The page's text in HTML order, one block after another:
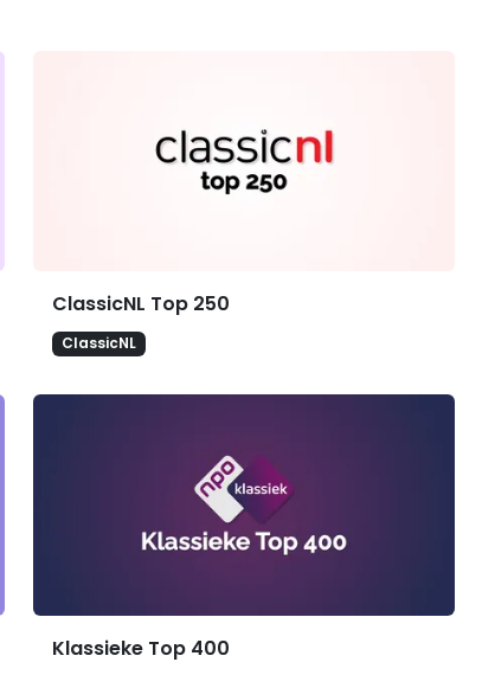
ClassicNL Top 250
ClassicNL
Klassieke Top 400